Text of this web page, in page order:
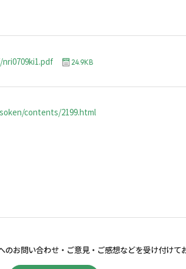
nri0709ki1.pdf 24.9KB
contents/2199.html
のお問い合わせ・ ご意見・ご感想などを受け付けて